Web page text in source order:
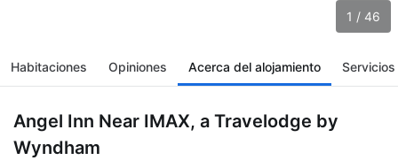
1 / 46
Habitaciones Opiniones Acerca del alojamiento Servicios
Angel Inn Near IMAX, a Travelodge by
Wyndham